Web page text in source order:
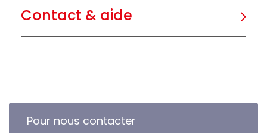
Contact & aide
Pour nous contacter